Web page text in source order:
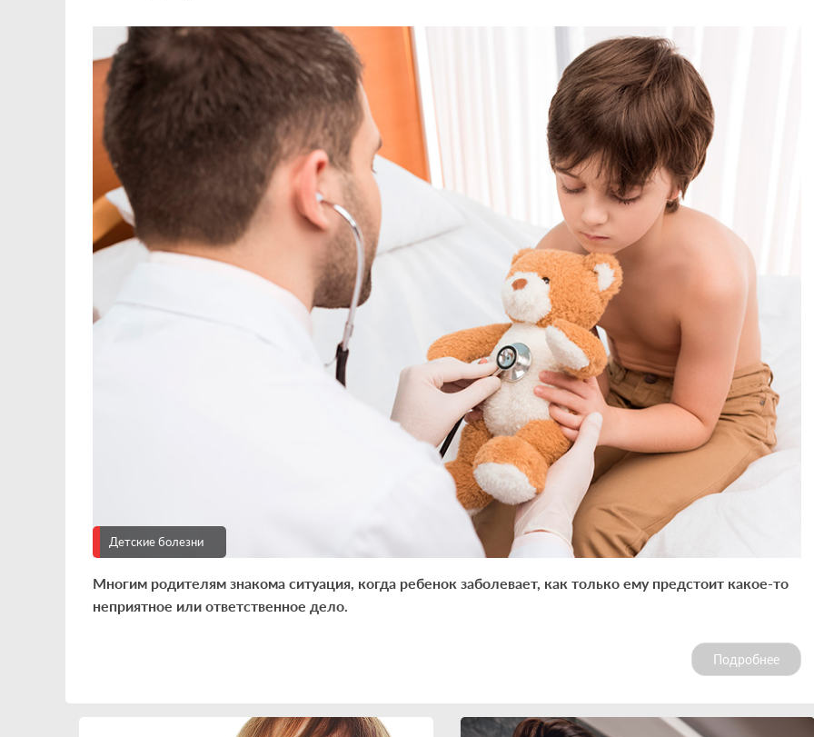
Детские болезни
Многим родителям знакома ситуация, когда ребенок заболевает, как только ему предстоит какое-то
неприятное или ответственное дело.
Подробнее